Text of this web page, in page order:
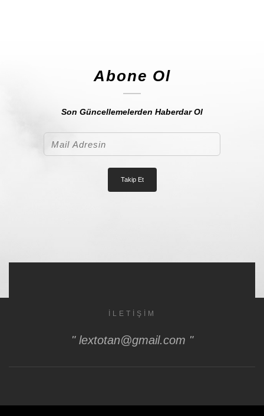
Abone Ol
Son Güncellemelerden Haberdar Ol
İLETIŞIM
" lextotan@gmail.com "